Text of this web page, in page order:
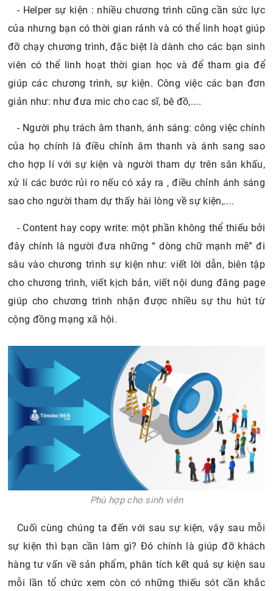
- Helper sự kiện : nhiều chương trình cũng cần sức lực
của nhưng bạn có thời gian rảnh và có thể linh hoạt giúp
đỡ chạy chương trình, đặc biệt là dành cho các bạn sinh
viên có thể linh hoạt thời gian học và để tham gia để
giúp các chương trình, sự kiện. Công việc các bạn đơn
giản như: như đưa mic cho cac sĩ, bê đồ,....
- Người phụ trách âm thanh, ánh sáng: công việc chính
của họ chính là điều chỉnh âm thanh và ánh sang sao
cho hợp lí với sự kiện và người tham dự trên sân khấu,
xử lí các bước rủi ro nếu có xảy ra , điều chỉnh ánh sáng
sao cho người tham dự thấy hài lòng về sự kiện,....
- Content hay copy write: một phần không thể thiếu bởi
đây chính là người đưa những “ dòng chữ mạnh mẽ” đi
sâu vào chương trình sự kiện như: viết lời dẫn, biên tập
cho chương trình, viết kịch bản, viết nội dung đăng page
giúp cho chương trình nhận được nhiều sự thu hút từ
cộng đồng mạng xã hội.
Phù hợp cho sinh viên
Cuối cùng chúng ta đến với sau sự kiện, vậy sau mỗi
sự kiện thì bạn cần làm gì? Đó chính là giúp đỡ khách
hàng tư vấn về sản phẩm, phân tích kết quả sự kiện sau
mỗi lần tổ chức xem còn có những thiếu sót cần khắc